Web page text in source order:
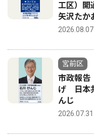
工区）
矢沢たか
2026.08.07
宮前区
市政報告
げ 日本
んじ
2026.07.31